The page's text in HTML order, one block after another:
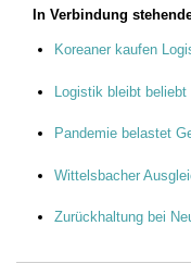
In Verbindung
Koreaner kaufen
Logistik bleibt beliebt
Pandemie belastet
Wittelsbacher
Zurückhaltung bei